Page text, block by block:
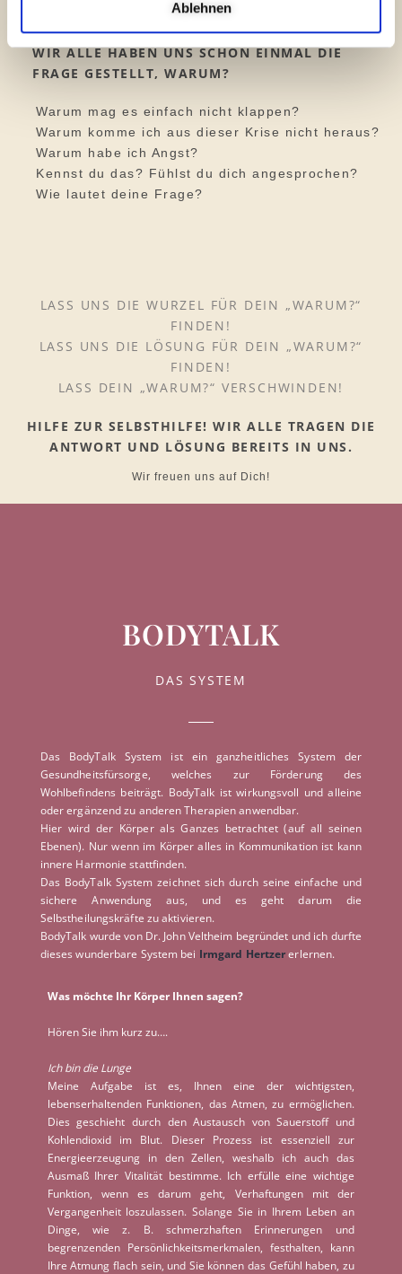
Ablehnen
WIR ALLE HABEN UNS SCHON EINMAL DIE
FRAGE GESTELLT, WARUM?
Warum mag es einfach nicht klappen?
Warum komme ich aus dieser Krise nicht heraus?
Warum habe ich Angst?
Kennst du das? Fühlst du dich angesprochen?
Wie lautet deine Frage?
LASS UNS DIE WURZEL FÜR DEIN „WARUM?“
FINDEN!
LASS UNS DIE LÖSUNG FÜR DEIN „WARUM?“
FINDEN!
LASS DEIN „WARUM?“ VERSCHWINDEN!
HILFE ZUR SELBSTHILFE! WIR ALLE TRAGEN DIE
ANTWORT UND LÖSUNG BEREITS IN UNS.
Wir freuen uns auf Dich!
BODYTALK
DAS SYSTEM
Das BodyTalk System ist ein ganzheitliches System der
Gesundheitsfürsorge, welches zur Förderung des
Wohlbefindens beiträgt. BodyTalk ist wirkungsvoll und alleine
oder ergänzend zu anderen Therapien anwendbar.
Hier wird der Körper als Ganzes betrachtet (auf all seinen
Ebenen). Nur wenn im Körper alles in Kommunikation ist kann
innere Harmonie stattfinden.
Das BodyTalk System zeichnet sich durch seine einfache und
sichere Anwendung aus, und es geht darum die
Selbstheilungskräfte zu aktivieren.
BodyTalk wurde von Dr. John Veltheim begründet und ich durfte
dieses wunderbare System bei Irmgard Hertzererlernen.
Was möchte Ihr Körper Ihnen sagen?
Hören Sie ihm kurz zu….
Ich bin die Lunge
Meine Aufgabe ist es, Ihnen eine der wichtigsten,
lebenserhaltenden Funktionen, das Atmen, zu ermöglichen.
Dies geschieht durch den Austausch von Sauerstoff und
Kohlendioxid im Blut. Dieser Prozess ist essenziell zur
Energieerzeugung in den Zellen, weshalb ich auch das
Ausmaß Ihrer Vitalität bestimme. Ich erfülle eine wichtige
Funktion, wenn es darum geht, Verhaftungen mit der
Vergangenheit loszulassen. Solange Sie in Ihrem Leben an
Dinge, wie z. B. schmerzhaften Erinnerungen und
begrenzenden Persönlichkeitsmerkmalen, festhalten, kann
Ihre Atmung flach sein, und Sie können das Gefühl haben, zu